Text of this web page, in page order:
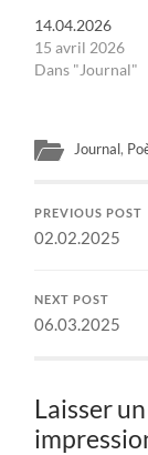
14.04.2026
15 avril 2026
Dans "Journal"
Journal,
PREVIOUS POST
02.02.2025
NEXT POST
06.03.2025
Laisser